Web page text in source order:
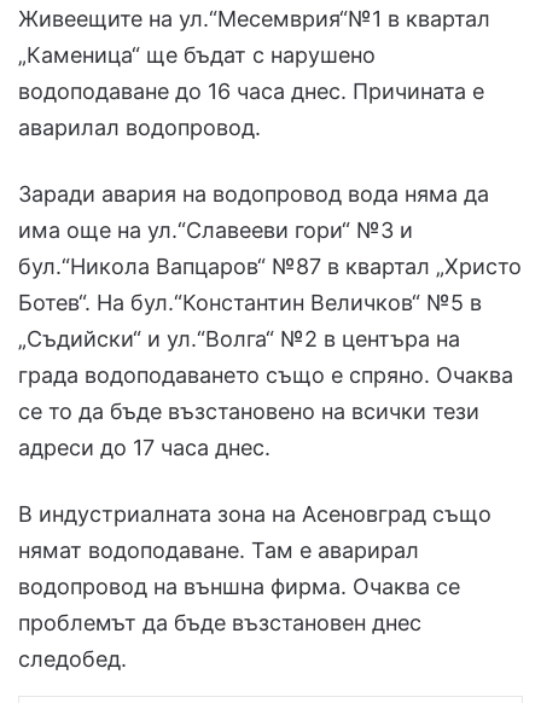
Живеещите на ул.“Месемврия“№1 в квартал
„Каменица“ ще бъдат с нарушено
водоподаване до 16 часа днес. Причината е
аварилал водопровод.
Заради авария на водопровод вода няма да
има още на ул.“Славееви гори“ №3 и
бул.“Никола Вапцаров“ №87 в квартал „Христо
Ботев“. На бул.“Константин Величков“ №5 в
„Съдийски“ и ул.“Волга“ №2 в центъра на
града водоподаването също е спряно. Очаква
се то да бъде възстановено на всички тези
адреси до 17 часа днес.
В индустриалната зона на Асеновград също
нямат водоподаване. Там е аварирал
водопровод на външна фирма. Очаква се
проблемът да бъде възстановен днес
следобед.